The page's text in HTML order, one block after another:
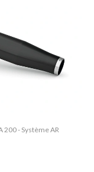
200 - Système AR